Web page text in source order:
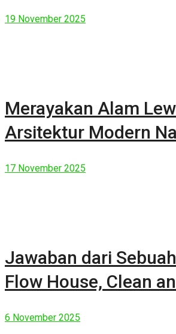
19 November 2025
Merayakan Alam
Arsitektur Modern
17 November 2025
Jawaban dari
Flow House, Clean
6 November 2025